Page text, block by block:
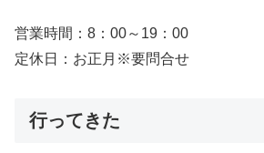
営業時間： 8：00～19：00
定休日：お正月※要問合せ
行ってきた